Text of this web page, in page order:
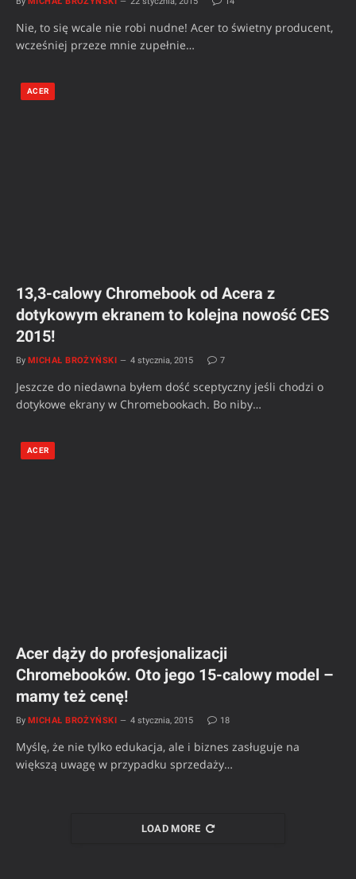
Nie, to się wcale nie robi nudne! Acer to świetny producent,
wcześniej przeze mnie zupełnie…
ACER
13,3-calowy Chromebook od Acera z
dotykowym ekranem to kolejna nowość CES
2015!
By MICHAŁ BROŻYŃSKI 4 stycznia, 2015 7
Jeszcze do niedawna byłem dość sceptyczny jeśli chodzi o
dotykowe ekrany w Chromebookach. Bo niby…
ACER
Acer dąży do profesjonalizacji
Chromebooków. Oto jego 15-calowy model –
mamy też cenę!
By MICHAŁ BROŻYŃSKI 4 stycznia, 2015 18
Myślę, że nie tylko edukacja, ale i biznes zasługuje na
większą uwagę w przypadku sprzedaży…
LOAD MORE